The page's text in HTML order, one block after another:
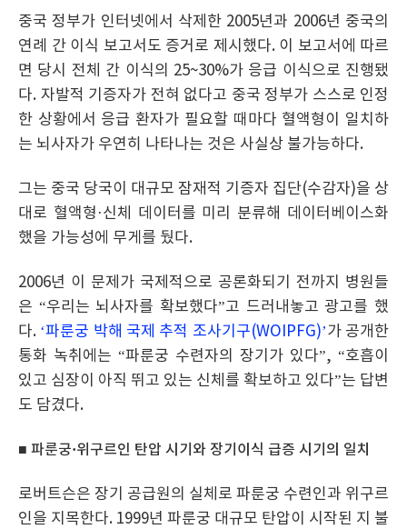
중국 정부가 인터넷에서 삭제한 2005년과 2006년 중국의
연례 간 이식 보고서도 증거로 제시했다. 이 보고서에 따르
면 당시 전체 간 이식의 25~30%가 응급 이식으로 진행됐
다. 자발적 기증자가 전혀 없다고 중국 정부가 스스로 인정
한 상황에서 응급 환자가 필요할 때마다 혈액형이 일치하
는 뇌사자가 우연히 나타나는 것은 사실상 불가능하다.
그는 중국 당국이 대규모 잠재적 기증자 집단(수감자)을 상
대로 혈액형·신체 데이터를 미리 분류해 데이터베이스화
했을 가능성에 무게를 뒀다.
2006년 이 문제가 국제적으로 공론화되기 전까지 병원들
은 “우리는 뇌사자를 확보했다”고 드러내놓고 광고를 했
다. ‘파룬궁 박해 국제 추적 조사기구(WOIPFG)’가 공개한
통화 녹취에는 “파룬궁 수련자의 장기가 있다”, “호흡이
있고 심장이 아직 뛰고 있는 신체를 확보하고 있다”는 답변
도 담겼다.
■ 파룬궁·위구르인 탄압 시기와 장기이식 급증 시기의 일치
로버트슨은 장기 공급원의 실체로 파룬궁 수련인과 위구르
인을 지목한다. 1999년 파룬궁 대규모 탄압이 시작된 지 불